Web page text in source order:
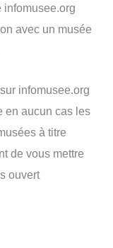
infomusee.org
avec un musée
infomusee.org
en aucun cas les
à titre
de vous mettre
ouvert